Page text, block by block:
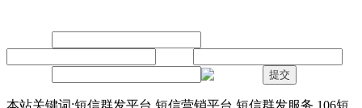
提交
本站关键词:短信群发平台,短信营销平台,短信群发服务,106短